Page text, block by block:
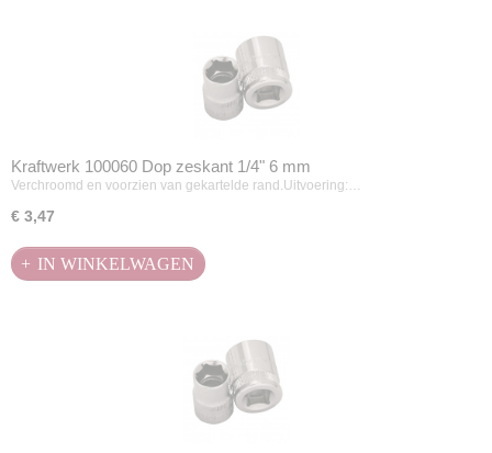
Kraftwerk 100060 Dop zeskant 1/4" 6 mm
Verchroomd en voorzien van gekartelde rand.Uitvoering:…
€ 3,47
IN WINKELWAGEN